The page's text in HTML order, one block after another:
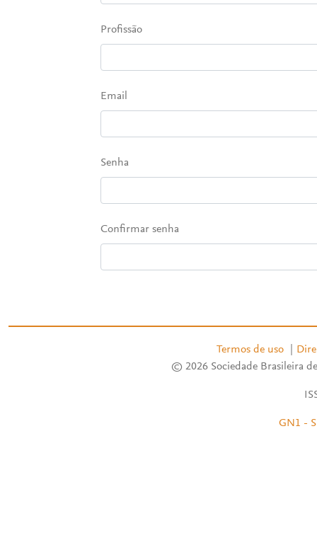
Profissão
Email
Senha
Confirmar senha
Termos de uso
© 2026 Sociedade Brasileira
GN1 -